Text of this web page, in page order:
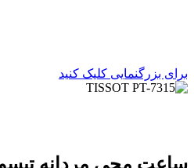
برای بزرگنمایی کلیک کنید